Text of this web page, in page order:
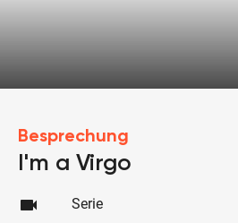
Besprechung
I'm a Virgo
videocam Serie